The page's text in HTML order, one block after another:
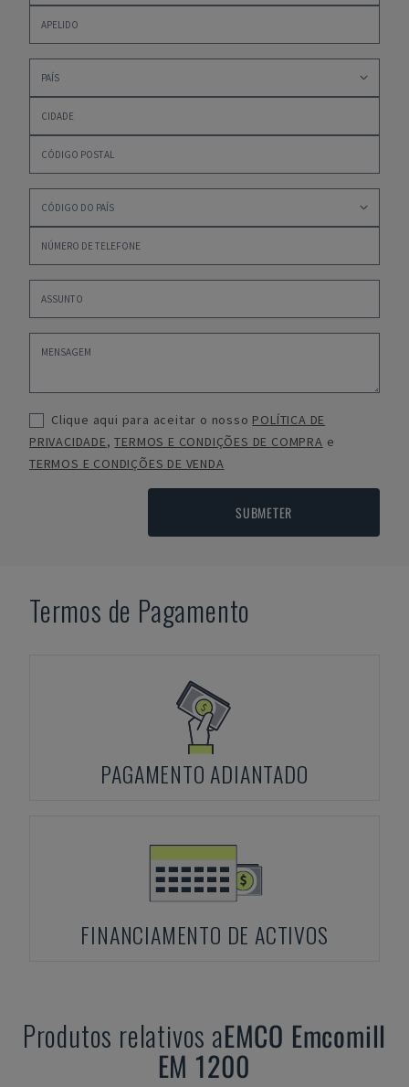
Clique aqui para aceitar o nosso POLÍTICA DE
PRIVACIDADE,TERMOS E CONDIÇÕES DE COMPRA e
TERMOS E CONDIÇÕES DE VENDA
SUBMETER
Termos de Pagamento
PAGAMENTO ADIANTADO
FINANCIAMENTO DE ACTIVOS
Produtos relativos aEMCO Emcomill
EM 1200